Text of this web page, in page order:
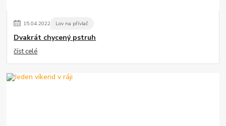
15.04.2022 Lov na přívlač
Dvakrát chycený pstruh
číst celé